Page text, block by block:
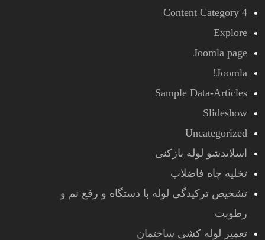
Content Category 4
Explore
Joomla page
Joomla!
Sample Data-Articles
Slideshow
Uncategorized
اسلایدشو لوله بازکنی
تخلیه چاه فاضلاب
تشخیص ترکیدگی لوله با دستگاه و رفع نم و
رطوبت
تعمیر لوله کشی ساختمان